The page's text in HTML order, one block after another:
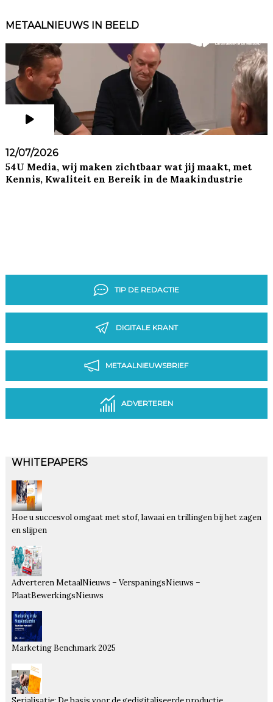
METAALNIEUWS IN BEELD
12/07/2026
54U Media, wij maken zichtbaar wat jij maakt, met
Kennis, Kwaliteit en Bereik in de Maakindustrie
TIP DE REDACTIE
DIGITALE KRANT
METAALNIEUWSBRIEF
ADVERTEREN
WHITEPAPERS
Hoe u succesvol omgaat met stof, lawaai en trillingen bij het zagen
en slijpen
Adverteren MetaalNieuws – VerspaningsNieuws –
PlaatBewerkingsNieuws
Marketing Benchmark 2025